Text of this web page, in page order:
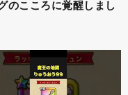
のこころに覚醒しまし